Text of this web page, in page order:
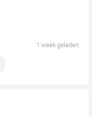
1 week geleden